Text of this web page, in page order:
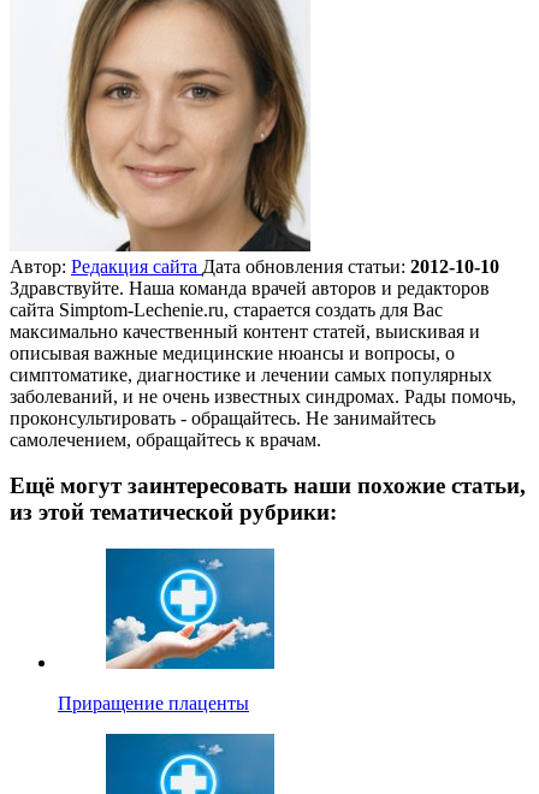
Автор: Редакция сайта Дата обновления статьи: 2012-10-10
Здравствуйте. Наша команда врачей авторов и редакторов
сайта Simptom-Lechenie.ru, старается создать для Вас
максимально качественный контент статей, выискивая и
описывая важные медицинские нюансы и вопросы, о
симптоматике, диагностике и лечении самых популярных
заболеваний, и не очень известных синдромах. Рады помочь,
проконсультировать - обращайтесь. Не занимайтесь
самолечением, обращайтесь к врачам.
Ещё могут заинтересовать наши похожие статьи,
из этой тематической рубрики:
Приращение плаценты